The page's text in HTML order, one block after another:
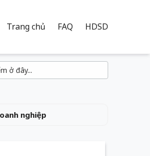
Trang chủ FAQ HDSD
nghiệp